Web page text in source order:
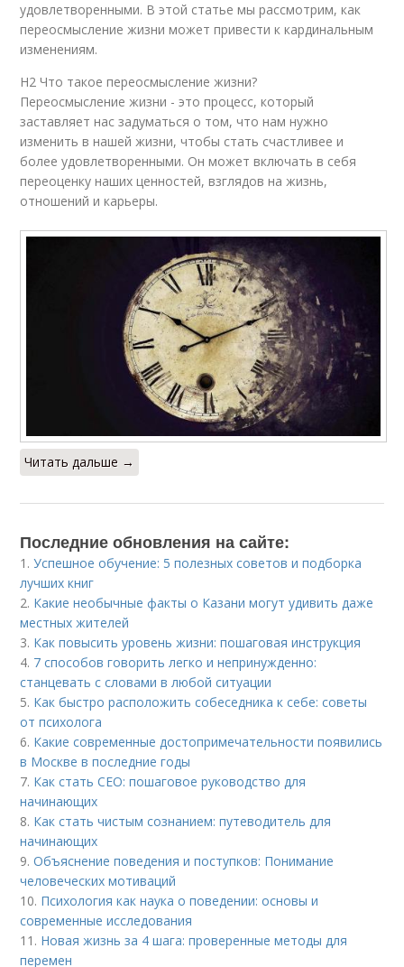
удовлетворенными. В этой статье мы рассмотрим, как
переосмысление жизни может привести к кардинальным
изменениям.
H2 Что такое переосмысление жизни?
Переосмысление жизни - это процесс, который
заставляет нас задуматься о том, что нам нужно
изменить в нашей жизни, чтобы стать счастливее и
более удовлетворенными. Он может включать в себя
переоценку наших ценностей, взглядов на жизнь,
отношений и карьеры.
Читать дальше →
Последние обновления на сайте:
1.Успешное обучение: 5 полезных советов и подборка
лучших книг
2. Какие необычные факты о Казани могут удивить даже
местных жителей
3. Как повысить уровень жизни: пошаговая инструкция
4. 7 способов говорить легко и непринужденно:
станцевать с словами в любой ситуации
5. Как быстро расположить собеседника к себе: советы
от психолога
6. Какие современные достопримечательности появились
в Москве в последние годы
7. Как стать CEO: пошаговое руководство для
начинающих
8. Как стать чистым сознанием: путеводитель для
начинающих
9.Объяснение поведения и поступков: Понимание
человеческих мотиваций
10. Психология как наука о поведении: основы и
современные исследования
11. Новая жизнь за 4 шага: проверенные методы для
перемен